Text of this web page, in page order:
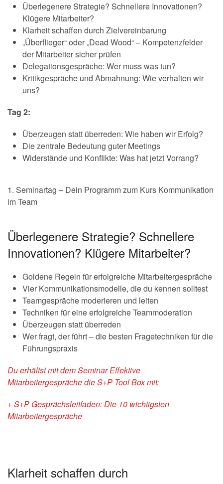
Überlegenere Strategie? Schnellere Innovationen?
Klügere Mitarbeiter?
Klarheit schaffen durch Zielvereinbarung
„Überflieger“ oder „Dead Wood“ – Kompetenzfelder
der Mitarbeiter sicher prüfen
Delegationsgespräche: Wer muss was tun?
Kritikgespräche und Abmahnung: Wie verhalten wir
uns?
Tag 2:
Überzeugen statt überreden: Wie haben wir Erfolg?
Die zentrale Bedeutung guter Meetings
Widerstände und Konflikte: Was hat jetzt Vorrang?
1. Seminartag – Dein Programm zum Kurs Kommunikation
im Team
Überlegenere Strategie? Schnellere
Innovationen? Klügere Mitarbeiter?
Goldene Regeln für erfolgreiche Mitarbeitergespräche
Vier Kommunikationsmodelle, die du kennen solltest
Teamgespräche moderieren und leiten
Techniken für eine erfolgreiche Teammoderation
Überzeugen statt überreden
Wer fragt, der führt – die besten Fragetechniken für die
Führungspraxis
Du erhältst mit dem Seminar Effektive
Mitarbeitergespräche die S+P Tool Box mit:
+ S+P Gesprächsleitfaden: Die 10 wichtigsten
Mitarbeitergespräche
Klarheit schaffen durch